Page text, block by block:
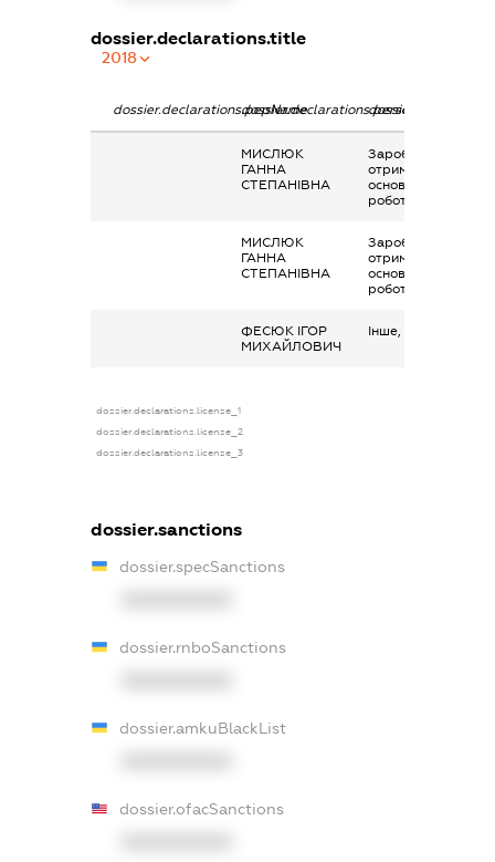
dossier.declarations.title
2018
dossier.declarations.pepNamedossier.declarations.personName
МИСЛЮК
ГАННА
СТЕПАНІВНА
Заробітна плата
отримана за
основним місцем
роботи
МИСЛЮК
ГАННА
СТЕПАНІВНА
Заробітна плата
отримана за
основним місцем
роботи
ФЕСЮК ІГОР
МИХАЙЛОВИЧ
Інше, допомога
dossier.declarations.license_1
dossier.declarations.license_2
dossier.declarations.license_3
dossier.sanctions
dossier.specSanctions
dossier.rnboSanctions
dossier.amkuBlackList
dossier.ofacSanctions